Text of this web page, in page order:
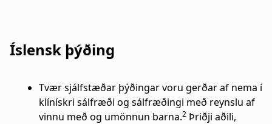
Íslensk þýðing
Tvær sjálfstæðar þýðingar voru gerðar af nema í
klínískri sálfræði og sálfræðingi með reynslu af
vinnu með og umönnun barna.2 Þriðji aðili,